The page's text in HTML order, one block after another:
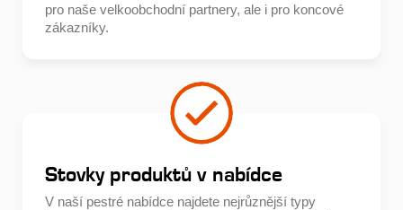
pro naše velkoobchodní partnery, ale i pro koncové
zákazníky.
Stovky produktů v nabídce
V naší pestré nabídce najdete nejrůznější typy